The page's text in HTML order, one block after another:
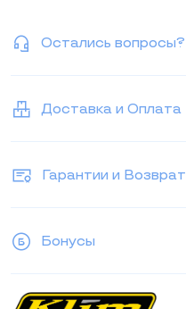
Остались вопросы?
Доставка и Оплата
Гарантии и Возврат
Бонусы